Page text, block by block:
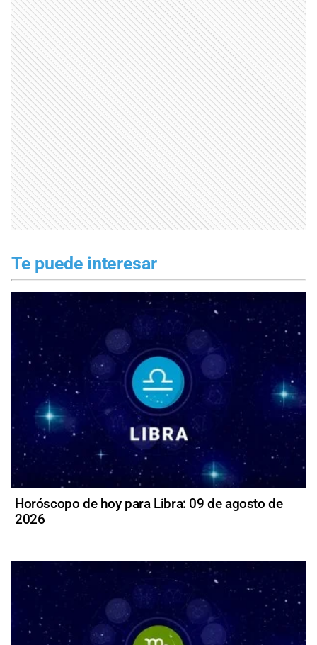
Te puede interesar
Horóscopo de hoy para Libra: 09 de agosto de
2026